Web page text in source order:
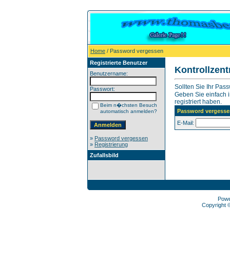
Home / Password vergessen
Registrierte Benutzer
Benutzername:
Passwort:
Beim n�chsten Besuch
automatisch anmelden?
» Password vergessen
» Registrierung
Zufallsbild
Sollten Sie Ihr
Geben Sie einfach
registriert haben.
Password
E-Mail:
Copyright